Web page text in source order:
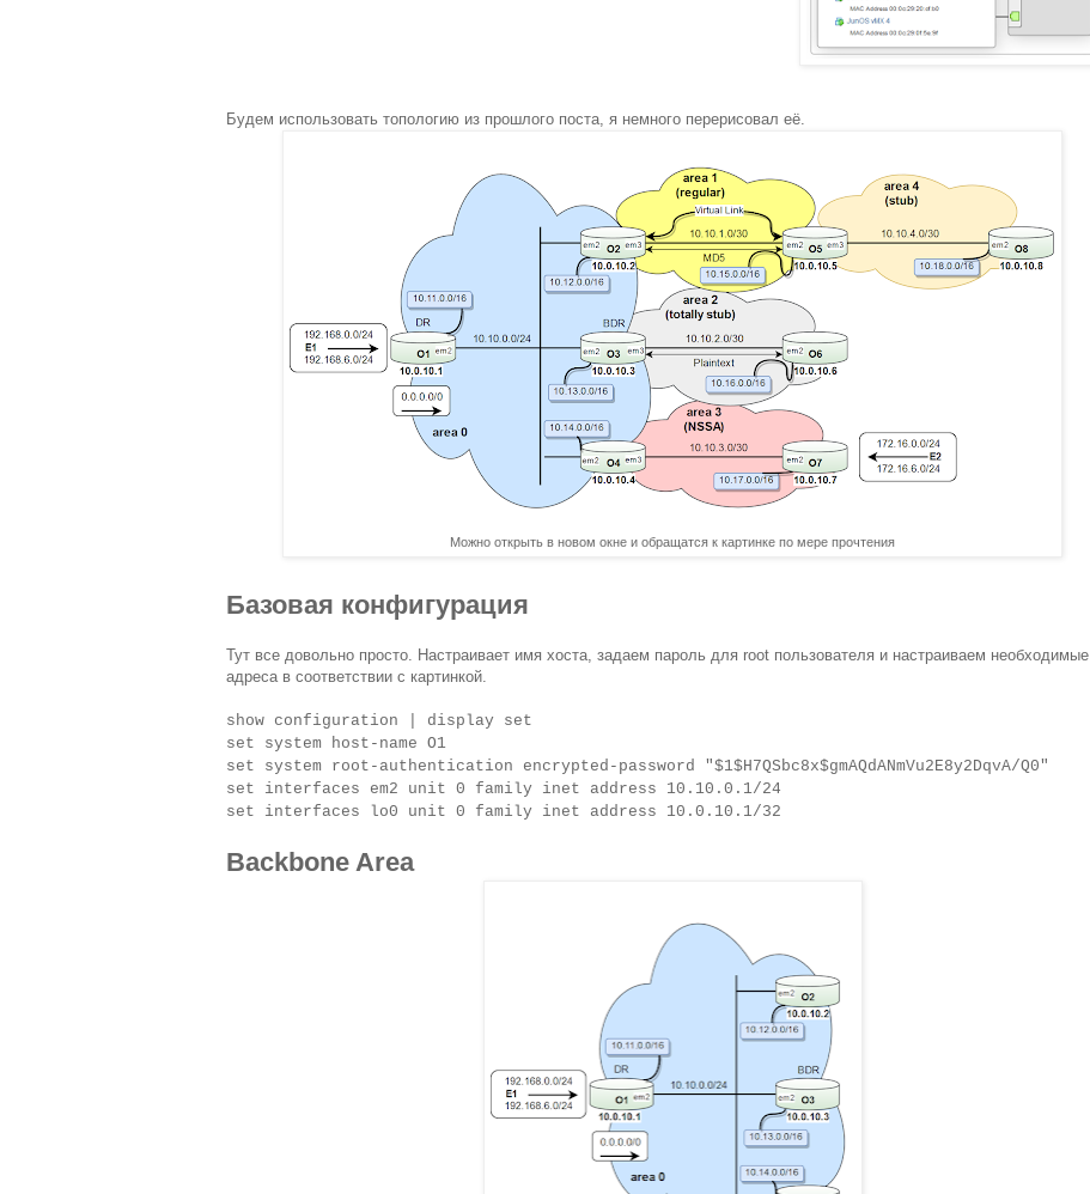
Будем использовать топологию из прошлого поста, я немного перерисовал её.
Можно открыть в новом окне и обращатся к картинке по мере прочтения
Базовая конфигурация
Тут все довольно просто. Настраивает имя хоста, задаем пароль для root пользователя и настраиваем необходимые
адреса в соответствии с картинкой.
show configuration | display set
set system host-name O1
set system root-authentication encrypted-password "$1$H7QSbc8x$gmAQdANmVu2E8y2DqvA/Q0"
set interfaces em2 unit 0 family inet address 10.10.0.1/24
set interfaces lo0 unit 0 family inet address 10.0.10.1/32
Backbone Area